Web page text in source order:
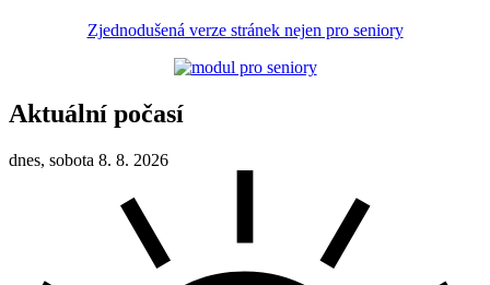
Zjednodušená verze stránek nejen pro seniory
Aktuální počasí
dnes, sobota 8. 8. 2026